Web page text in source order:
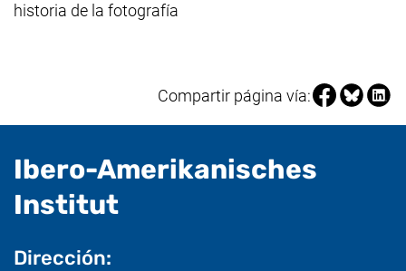
historia de la fotografía
Compartir página vía:Compartir
Ibero-Amerikanisches
Institut- Información útil
Dirección: